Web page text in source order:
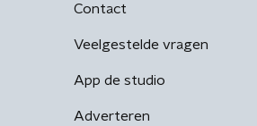
Contact
Veelgestelde vragen
App de studio
Adverteren